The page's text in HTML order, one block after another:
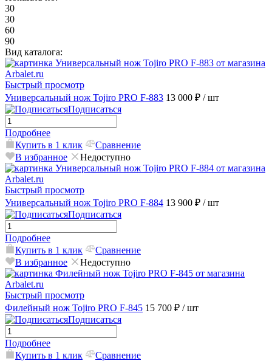
30
30
60
90
Вид каталога:
Быстрый просмотр
Универсальный нож Tojiro PRO F-883 13 000 ₽ / шт
Подписаться
Подробнее
Купить в 1 клик
Сравнение
В избранное
Недоступно
Быстрый просмотр
Универсальный нож Tojiro PRO F-884 13 900 ₽ / шт
Подписаться
Подробнее
Купить в 1 клик
Сравнение
В избранное
Недоступно
Быстрый просмотр
Филейный нож Tojiro PRO F-845 15 700 ₽ / шт
Подписаться
Подробнее
Купить в 1 клик
Сравнение